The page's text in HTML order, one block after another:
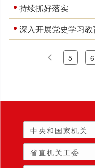
持续抓好落实
深入开展党史学习
5 6
中央和国家机关
省直机关工委